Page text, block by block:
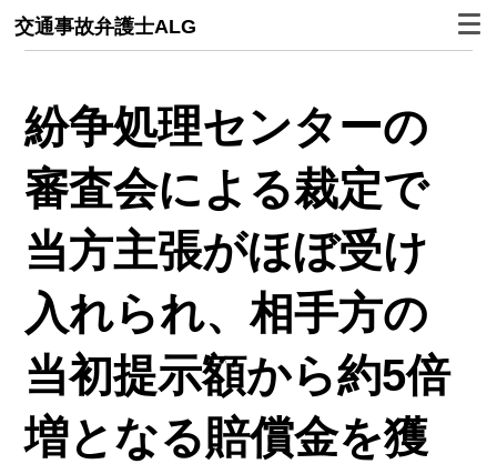
交通事故弁護士ALG
紛争処理センターの
審査会による裁定で
当方主張がほぼ受け
入れられ、相手方の
当初提示額から約5倍
増となる賠償金を獲